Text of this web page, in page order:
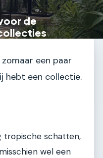
de
een paar
hebt een collectie.
tropische schatten,
wel een